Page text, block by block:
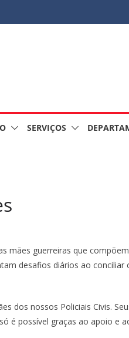
SERVIÇOS
mães guerreiras que
desafios diários ao
dos nossos Policiais Civis.
é possível graças ao apoio e